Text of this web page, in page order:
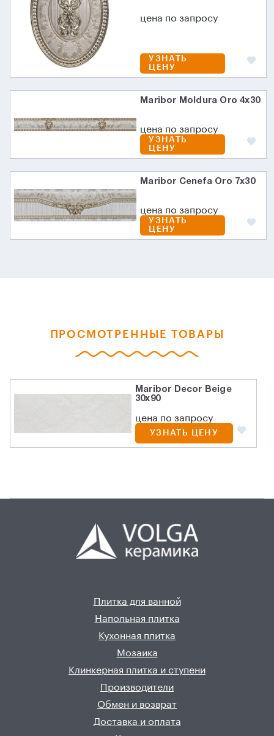
цена по запросу
УЗНАТЬ
ЦЕНУ
Maribor Moldura Oro 4x30
цена по запросу
УЗНАТЬ
ЦЕНУ
Maribor Cenefa Oro 7x30
цена по запросу
УЗНАТЬ
ЦЕНУ
ПРОСМОТРЕННЫЕ ТОВАРЫ
Maribor Decor Beige
30x90
цена по запросу
УЗНАТЬ ЦЕНУ
Плитка для ванной
Напольная плитка
Кухонная плитка
Мозаика
Клинкерная плитка и ступени
Производители
Обмен и возврат
Доставка и оплата